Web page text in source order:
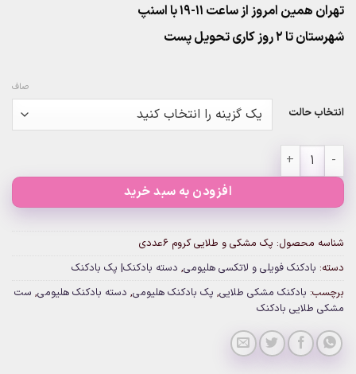
تهران همین امروز از ساعت ۱۱-۱۹ با اسنپ
شهرستان تا 2 روز کاری تحویل پست
انتخاب حالت
صاف
پک مشکی و طلایی کروم ۶عددی عدد
افزودن به سبد خرید
شناسه محصول: پک مشکی و طلایی کروم 6عددی
دسته: بادکنک فویلی و لاتکسی هلیومی, دسته بادکنک| پک بادکنک
برچسب: بادکنک مشکی طلایی, پک بادکنک هلیومی, دسته بادکنک هلیومی, ست
مشکی طلایی بادکنک